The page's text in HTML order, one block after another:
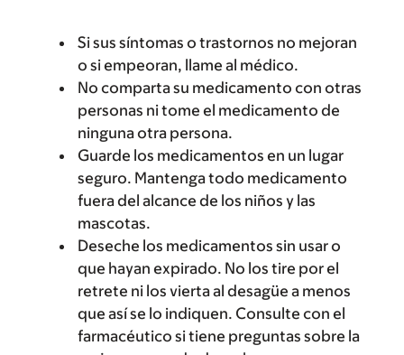
Si sus síntomas o trastornos no mejoran
o si empeoran, llame al médico.
No comparta su medicamento con otras
personas ni tome el medicamento de
ninguna otra persona.
Guarde los medicamentos en un lugar
seguro. Mantenga todo medicamento
fuera del alcance de los niños y las
mascotas.
Deseche los medicamentos sin usar o
que hayan expirado. No los tire por el
retrete ni los vierta al desagüe a menos
que así se lo indiquen. Consulte con el
farmacéutico si tiene preguntas sobre la